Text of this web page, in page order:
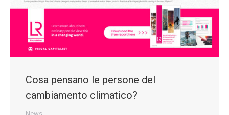
Cosa pensano le persone del
cambiamento climatico?